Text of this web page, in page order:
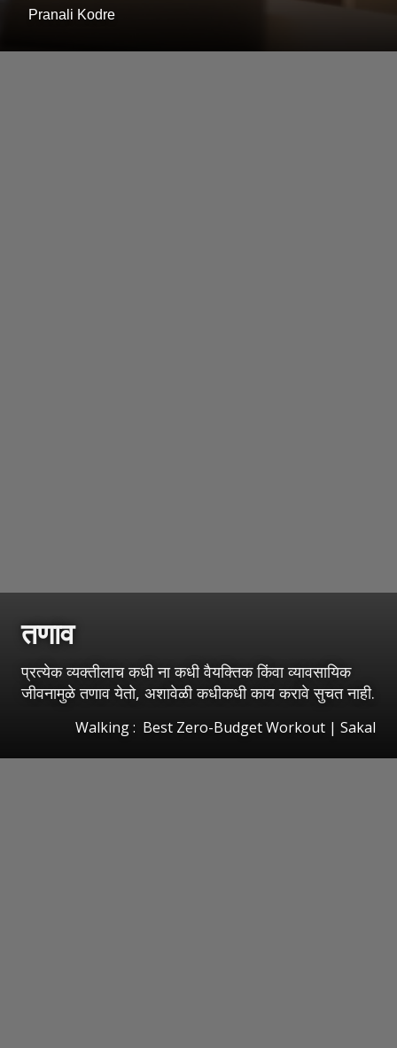
Pranali Kodre
तणाव
प्रत्येक व्यक्तीलाच कधी ना कधी वैयक्तिक किंवा व्यावसायिक
जीवनामुळे तणाव येतो, अशावेळी कधीकधी काय करावे सुचत नाही.
Walking : Best Zero-Budget Workout | Sakal